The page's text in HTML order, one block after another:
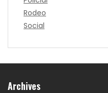
Rodeo
Social
Archives